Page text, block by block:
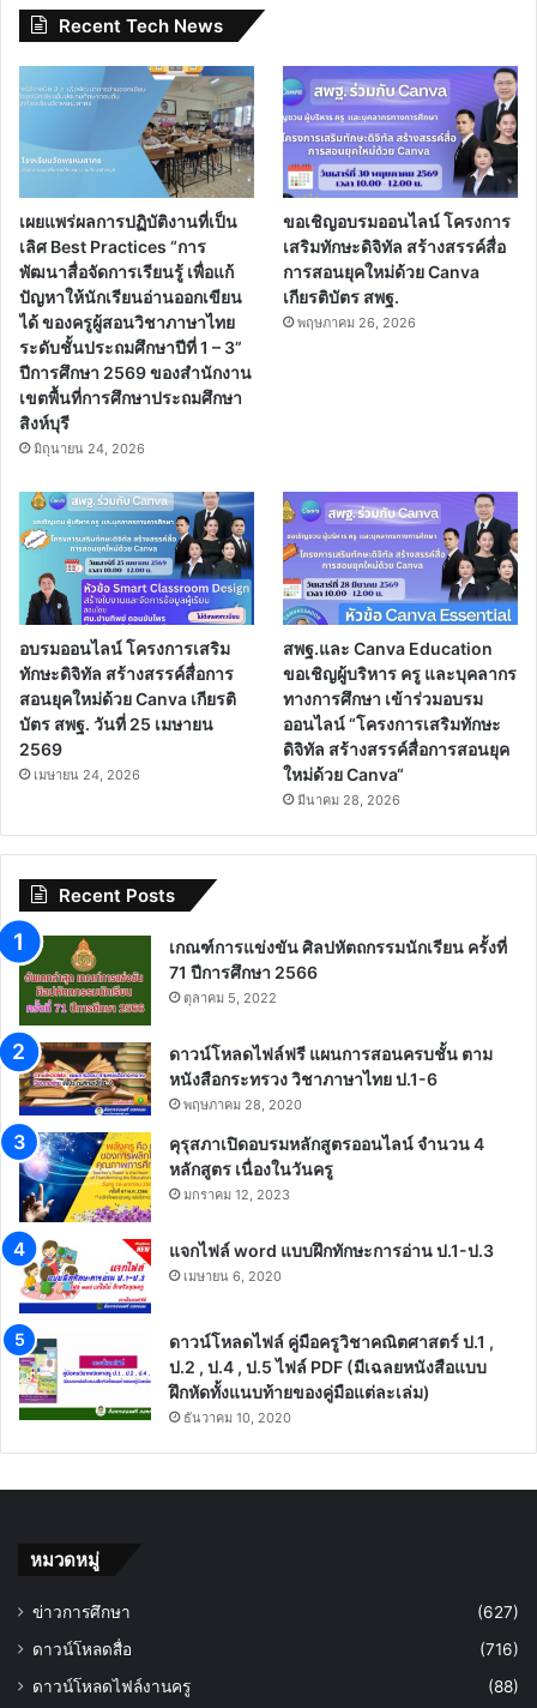
Recent Tech News
เผยแพร่ผลการปฏิบัติงานที่เป็น
เลิศ Best Practices “การ
พัฒนาสื่อจัดการเรียนรู้ เพื่อแก้
ปัญหาให้นักเรียนอ่านออกเขียน
ได้ ของครูผู้สอนวิชาภาษาไทย
ระดับชั้นประถมศึกษาปีที่ 1 – 3”
ปีการศึกษา 2569 ของสำนักงาน
เขตพื้นที่การศึกษาประถมศึกษา
สิงห์บุรี
มิถุนายน 24, 2026
ขอเชิญอบรมออนไลน์ โครงการ
เสริมทักษะดิจิทัล สร้างสรรค์สื่อ
การสอนยุคใหม่ด้วย Canva
เกียรติบัตร สพฐ.
พฤษภาคม 26, 2026
อบรมออนไลน์ โครงการเสริม
ทักษะดิจิทัล สร้างสรรค์สื่อการ
สอนยุคใหม่ด้วย Canva เกียรติ
บัตร สพฐ. วันที่ 25 เมษายน
2569
เมษายน 24, 2026
สพฐ.และ Canva Education
ขอเชิญผู้บริหาร ครู และบุคลากร
ทางการศึกษา เข้าร่วมอบรม
ออนไลน์ “โครงการเสริมทักษะ
ดิจิทัล สร้างสรรค์สื่อการสอนยุค
ใหม่ด้วย Canva“
มีนาคม 28, 2026
Recent Posts
เกณฑ์การแข่งขัน ศิลปหัตถกรรมนักเรียน ครั้งที่
71 ปีการศึกษา 2566
ตุลาคม 5, 2022
ดาวน์โหลดไฟล์ฟรี แผนการสอนครบชั้น ตาม
หนังสือกระทรวง วิชาภาษาไทย ป.1-6
พฤษภาคม 28, 2020
คุรุสภาเปิดอบรมหลักสูตรออนไลน์ จำนวน 4
หลักสูตร เนื่องในวันครู
มกราคม 12, 2023
แจกไฟล์ word แบบฝึกทักษะการอ่าน ป.1-ป.3
เมษายน 6, 2020
ดาวน์โหลดไฟล์ คู่มือครูวิชาคณิตศาสตร์ ป.1 ,
ป.2 , ป.4 , ป.5 ไฟล์ PDF (มีเฉลยหนังสือแบบ
ฝึกหัดทั้งแนบท้ายของคู่มือแต่ละเล่ม)
ธันวาคม 10, 2020
หมวดหมู่
ข่าวการศึกษา
(627)
ดาวน์โหลดสื่อ
(716)
ดาวน์โหลดไฟล์งานครู
(88)